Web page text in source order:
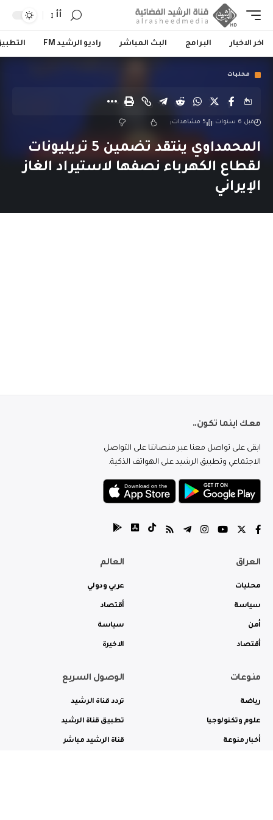
أأ
اخر الاخبار البرامج البث المباشر راديو الرشيد FM
محليات
قبل 6 سنوات 5 مشاهدات
المحمداوي ينتقد تضمين 5 تريليونات
لقطاع الكهرباء نصفها لاستيراد الغاز
الإيراني
معك اينما تكون..
ابقى على تواصل معنا عبر منصاتنا على التواصل
الاجتماعي وتطبيق الرشيد على الهواتف الذكية.
العراق
محليات
سياسة
أمن
أقتصاد
العالم
عربي ودولي
أقتصاد
سياسة
الاخيرة
منوعات
رياضة
علوم وتكنولوجيا
أخبار منوعة
الوصول السريع
تردد قناة الرشيد
تطبيق قناة الرشيد
قناة الرشيد مباشر